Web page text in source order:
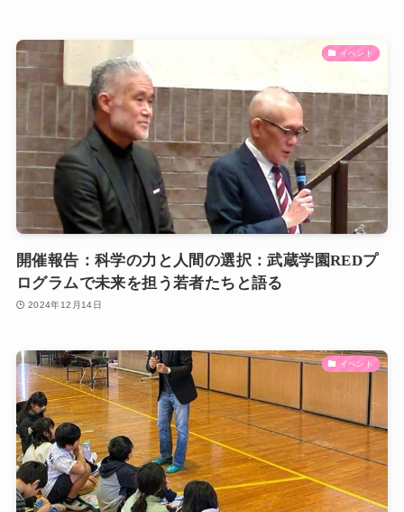
イベント
開催報告：科学の力と人間の選択：武蔵学園REDプ
ログラムで未来を担う若者たちと語る
2024年12月14日
イベント